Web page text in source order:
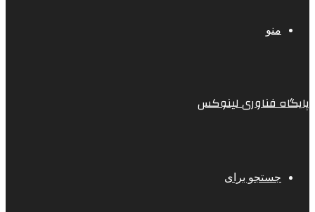
منو
پایگاه فناوری لینوکس
جستجو برای